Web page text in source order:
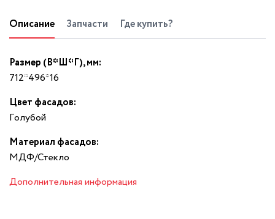
Описание Запчасти Где купить?
Размер (В*Ш*Г), мм:
712*496*16
Цвет фасадов:
Гoлyбoй
Материал фасадов:
МДФ/Стекло
Дополнительная информация